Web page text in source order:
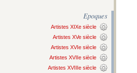
Epoques
Artistes XIXe siècle
Artistes XVe siècle
Artistes XVIe siècle
Artistes XVIIe siècle
Artistes XVIIIe siècle